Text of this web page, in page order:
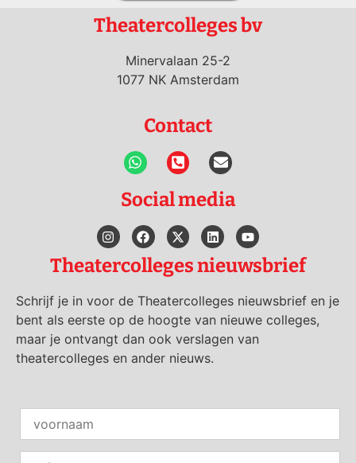
Theatercolleges bv
Minervalaan 25-2
1077 NK Amsterdam
Contact
Social media
Theatercolleges nieuwsbrief
Schrijf je in voor de Theatercolleges nieuwsbrief en je
bent als eerste op de hoogte van nieuwe colleges,
maar je ontvangt dan ook verslagen van
theatercolleges en ander nieuws.